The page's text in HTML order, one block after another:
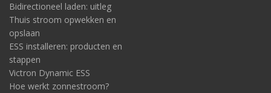
Bidirectioneel laden: uitleg
Thuis stroom opwekken en
opslaan
ESS installeren: producten en
stappen
Victron Dynamic ESS
Hoe werkt zonnestroom?